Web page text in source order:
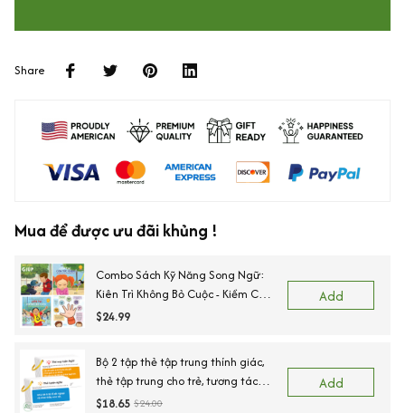
Share
Mua để được ưu đãi khủng !
Combo Sách Kỹ Năng Song Ngữ:
Kiên Trì Không Bỏ Cuộc - Kiềm Chế
Cơn Tức Giận - Ngõ Lời Khi Cần
$24.99
Add
Bộ 2 tập thẻ tập trung thính giác,
thẻ tập trung cho trẻ, tương tác
giữa cha mẹ và con cái
$18.65 $24.00
Add